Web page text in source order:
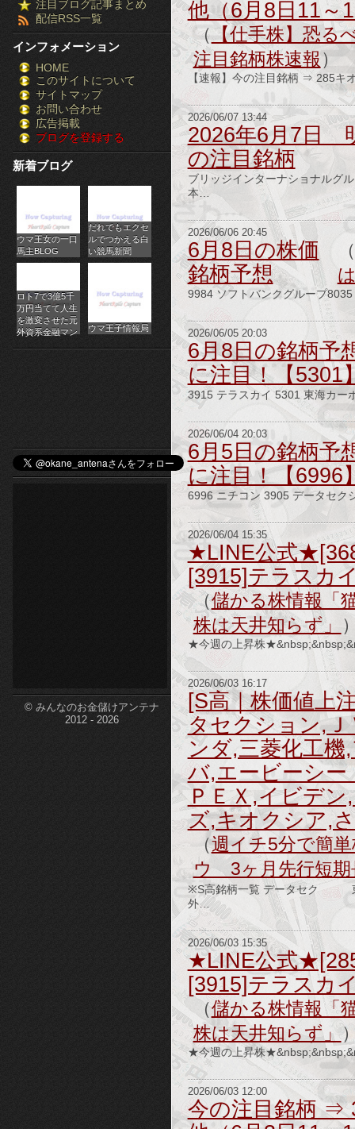
グ］-
株
FX
競
馬
パ
チ
ス
ロ
オ
ン
ラ
イ
ン
カ
ジ
ノ
etc-
注目ブログ記事まとめ
配信RSS一覧
インフォメーション
HOME
このサイトについて
サイトマップ
お問い合わせ
広告掲載
ブログを登録する
新着ブログ
ウマ王女の一口
馬主BLOG
だれでもエクセ
ルでつかえる白
い競馬新聞
ロト7で3億5千
万円当てて人生
を激変させた元
外資系金融マン
ウマ王子情報局
© みんなのお金儲けアンテナ
2012 - 2026
他（6月8日11～
（【仕手株】恐る
注目銘柄株速報）
【速報】今の注目銘柄 ⇒ 285キ
2026/06/07 13:44
2026年6月7日
の注目銘柄
ブリッジインターナショナルグ
本…
2026/06/06 20:45
6月8日の株価
銘柄予想
（
9984 ソフトバンクグループ
2026/06/05 20:03
6月8日の銘柄
に注目！【5301
3915 テラスカイ 5301 東海カー
2026/06/04 20:03
6月5日の銘柄
に注目！【6996
6996 ニチコン 3905 データセ
2026/06/04 15:35
★LINE公式
[3915]テラスカ
（儲かる株情報「
株は天井知らず」
★今週の上昇株
2026/06/03 16:17
[S高｜株価値上
タセクション,
ンダ,三菱化工
バ,エービーシ
ＰＥＸ,イビデ
ズ,キオクシア,
（週イチ5分で簡
ウ 3ヶ月先行短期
※S高銘柄一覧 データセク
外…
2026/06/03 15:35
★LINE公式
[3915]テラスカ
（儲かる株情報「
株は天井知らず」
★今週の上昇株
2026/06/03 12:00
今の注目銘柄 ⇒